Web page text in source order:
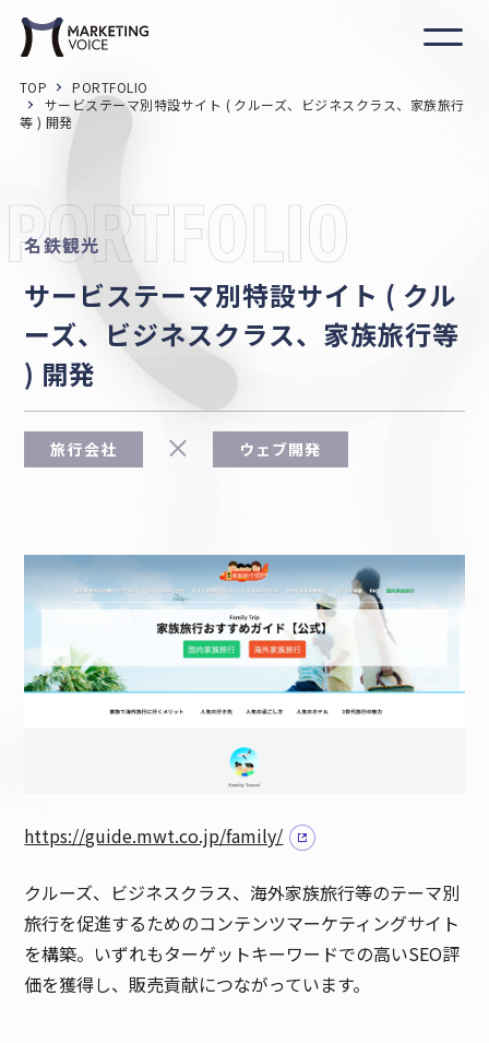
TOP
PORTFOLIO
サービステーマ別特設サイト ( クルーズ、ビジネスクラス、家族旅行
等 ) 開発
名鉄観光
サービステーマ別特設サイト ( クル
ーズ、ビジネスクラス、家族旅行等
) 開発
旅行会社 ウェブ開発
https://guide.mwt.co.jp/family/
クルーズ、ビジネスクラス、海外家族旅行等のテーマ別
旅行を促進するためのコンテンツマーケティングサイト
を構築。いずれもターゲットキーワードでの高いSEO評
価を獲得し、販売貢献につながっています。